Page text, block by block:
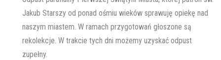
Jakub Starszy od ponad ośmiu wieków sprawuję opiekę nad
naszym miastem. W ramach przygotowań głoszone są
rekolekcje. W trakcie tych dni możemy uzyskać odpust
zupełny.